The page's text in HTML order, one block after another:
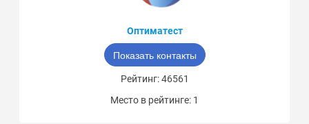
Оптиматест
Показать контакты
Рейтинг: 46561
Место в рейтинге: 1